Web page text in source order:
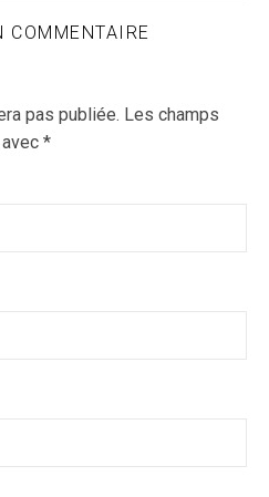
COMMENTAIRE
pas publiée. Les champs
*